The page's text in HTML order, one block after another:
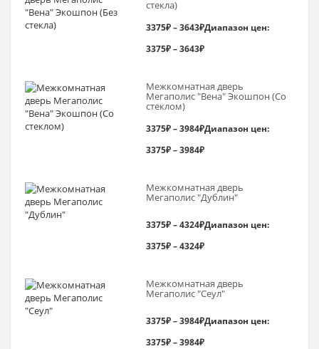
стекла)
3375₽–3643₽Диапазон цен:
3375₽ – 3643₽
Межкомнатная дверь
Мегаполис "Вена" Экошпон (Со
стеклом)
3375₽–3984₽Диапазон цен:
3375₽ – 3984₽
Межкомнатная дверь
Мегаполис "Дублин"
3375₽–4324₽Диапазон цен:
3375₽ – 4324₽
Межкомнатная дверь
Мегаполис "Сеул"
3375₽–3984₽Диапазон цен:
3375₽ – 3984₽